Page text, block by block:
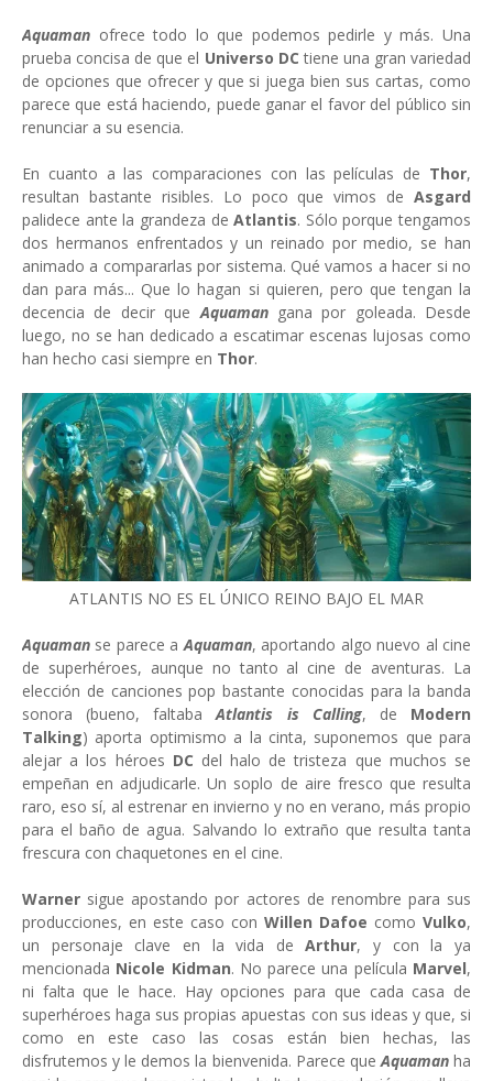
Aquaman ofrece todo lo que podemos pedirle y más. Una
prueba concisa de que el Universo DC tiene una gran variedad
de opciones que ofrecer y que si juega bien sus cartas, como
parece que está haciendo, puede ganar el favor del público sin
renunciar a su esencia.
En cuanto a las comparaciones con las películas de Thor,
resultan bastante risibles. Lo poco que vimos de Asgard
palidece ante la grandeza deAtlantis. Sólo porque tengamos
dos hermanos enfrentados y un reinado por medio, se han
animado a compararlas por sistema. Qué vamos a hacer si no
dan para más... Que lo hagan si quieren, pero que tengan la
decencia de decir queAquaman gana por goleada. Desde
luego, no se han dedicado a escatimar escenas lujosas como
han hecho casi siempre en Thor.
ATLANTIS NO ES EL ÚNICO REINO BAJO EL MAR
Aquaman se parece aAquaman, aportando algo nuevo al cine
de superhéroes, aunque no tanto al cine de aventuras. La
elección de canciones pop bastante conocidas para la banda
sonora (bueno, faltabaAtlantis is Calling, de Modern
Talking) aporta optimismo a la cinta, suponemos que para
alejar a los héroes DC del halo de tristeza que muchos se
empeñan en adjudicarle. Un soplo de aire fresco que resulta
raro, eso sí, al estrenar en invierno y no en verano, más propio
para el baño de agua. Salvando lo extraño que resulta tanta
frescura con chaquetones en el cine.
Warner sigue apostando por actores de renombre para sus
producciones, en este caso con Willen Dafoe como Vulko,
un personaje clave en la vida deArthur, y con la ya
mencionada Nicole Kidman. No parece una película Marvel,
ni falta que le hace. Hay opciones para que cada casa de
superhéroes haga sus propias apuestas con sus ideas y que, si
como en este caso las cosas están bien hechas, las
disfrutemos y le demos la bienvenida. Parece queAquamanha